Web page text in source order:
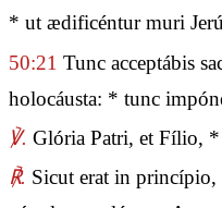
* ut ædificéntur muri
50:21 Tunc acceptábis
holocáusta: * tunc
℣. Glória Patri, et Fílio,
℟. Sicut erat in princípio,